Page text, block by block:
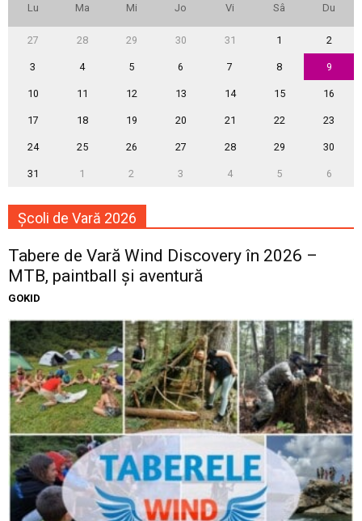
Lu Ma Mi Jo Vi Sâ Du
27 28 29 30 31 1 2
3 4 5 6 7 8 9
10 11 12 13 14 15 16
17 18 19 20 21 22 23
24 25 26 27 28 29 30
31 1 2 3 4 5 6
Școli de Vară 2026
Tabere de Vară Wind Discovery în 2026 –
MTB, paintball și aventură
GOKID